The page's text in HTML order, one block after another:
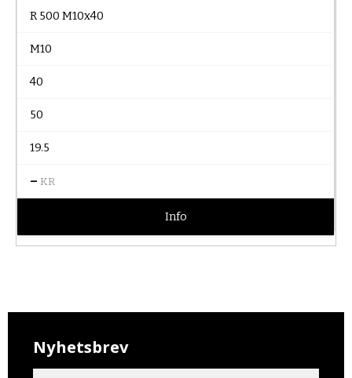
R 500 M10x40
M10
40
50
19.5
– KR
Info
Nyhetsbrev